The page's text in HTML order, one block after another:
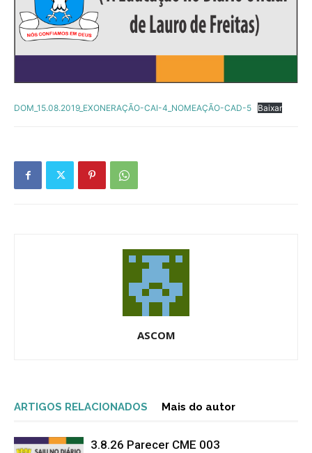
DOM_15.08.2019_EXONERAÇÃO-CAI-4_NOMEAÇÃO-CAD-5 Baixar
ASCOM
ARTIGOS RELACIONADOS Mais do autor
3.8.26 Parecer CME 003